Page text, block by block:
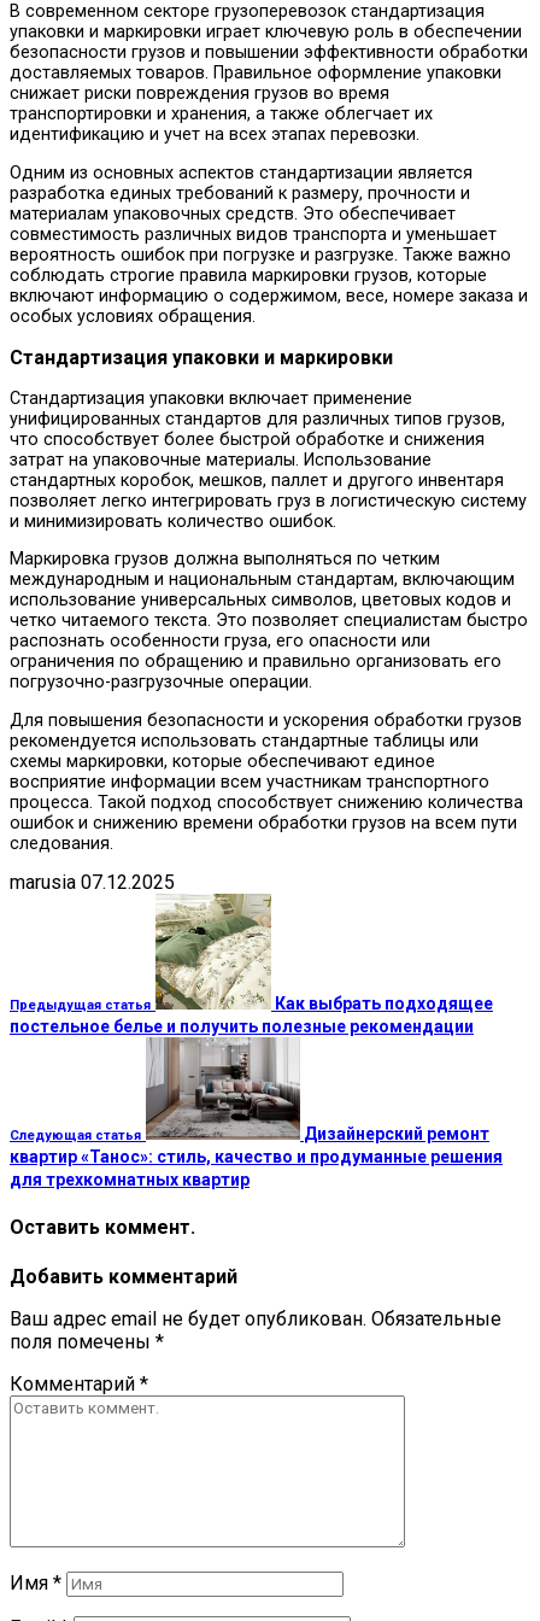
В современном секторе грузоперевозок стандартизация
упаковки и маркировки играет ключевую роль в обеспечении
безопасности грузов и повышении эффективности обработки
доставляемых товаров. Правильное оформление упаковки
снижает риски повреждения грузов во время
транспортировки и хранения, а также облегчает их
идентификацию и учет на всех этапах перевозки.
Одним из основных аспектов стандартизации является
разработка единых требований к размеру, прочности и
материалам упаковочных средств. Это обеспечивает
совместимость различных видов транспорта и уменьшает
вероятность ошибок при погрузке и разгрузке. Также важно
соблюдать строгие правила маркировки грузов, которые
включают информацию о содержимом, весе, номере заказа и
особых условиях обращения.
Стандартизация упаковки и маркировки
Стандартизация упаковки включает применение
унифицированных стандартов для различных типов грузов,
что способствует более быстрой обработке и снижения
затрат на упаковочные материалы. Использование
стандартных коробок, мешков, паллет и другого инвентаря
позволяет легко интегрировать груз в логистическую систему
и минимизировать количество ошибок.
Маркировка грузов должна выполняться по четким
международным и национальным стандартам, включающим
использование универсальных символов, цветовых кодов и
четко читаемого текста. Это позволяет специалистам быстро
распознать особенности груза, его опасности или
ограничения по обращению и правильно организовать его
погрузочно-разгрузочные операции.
Для повышения безопасности и ускорения обработки грузов
рекомендуется использовать стандартные таблицы или
схемы маркировки, которые обеспечивают единое
восприятие информации всем участникам транспортного
процесса. Такой подход способствует снижению количества
ошибок и снижению времени обработки грузов на всем пути
следования.
marusia 07.12.2025
Предыдущая статья
Как выбрать подходящее
постельное белье и получить полезные рекомендации
Следующая статья
Дизайнерский ремонт
квартир «Танос»: стиль, качество и продуманные решения
для трехкомнатных квартир
Оставить коммент.
Добавить комментарий
Ваш адрес email не будет опубликован. Обязательные
поля помечены *
Комментарий *
Имя *